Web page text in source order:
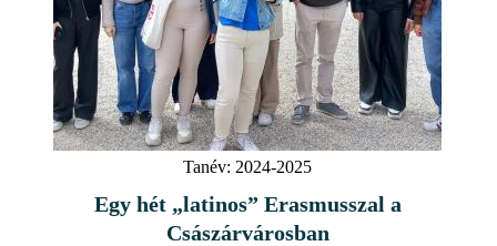
Tanév: 2024-2025
Egy hét „latinos” Erasmusszal a
Császárvárosban